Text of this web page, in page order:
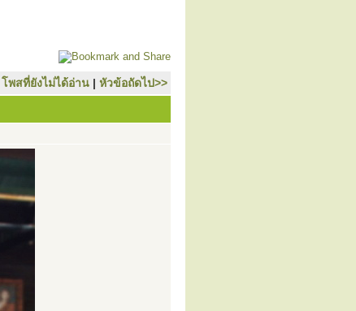
โพสที่ยังไม่ได้อ่าน | หัวข้อถัดไป>>